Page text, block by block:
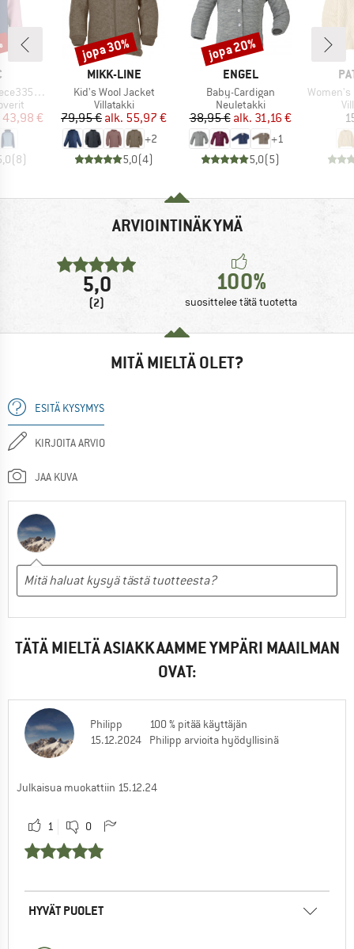
Zip Hoody
hinta
43,98 €
(8)
MERKKI
MIKK-LINE
Tuote
Kid's Wool Jacket
Tuoteryhmä
Villatakki
Hinta
79,95 € Alennettu hinta
alk. 55,97 €
+2
5,0(4)
Alennus
jopa 30%
MERKKI
ENGEL
Tuote
Baby-Cardigan
Tuoteryhmä
Neuletakki
Hinta
38,95 € Alennettu hinta
alk. 31,16 €
+1
5,0(5)
Alennus
jopa 20%
Tuote
Women's
ARVIOINTINÄKYMÄ
5,0
(2)
100%
suosittelee tätä tuotetta
MITÄ MIELTÄ OLET?
ESITÄ KYSYMYS
KIRJOITA ARVIO
JAA KUVA
TÄTÄ MIELTÄ ASIAKKAAMME YMPÄRI MAAILMAN
OVAT:
Philipp
15.12.2024
100 % pitää käyttäjän
Philipp arvioita hyödyllisinä
Julkaisua muokattiin 15.12.24
1 0
HYVÄT PUOLET